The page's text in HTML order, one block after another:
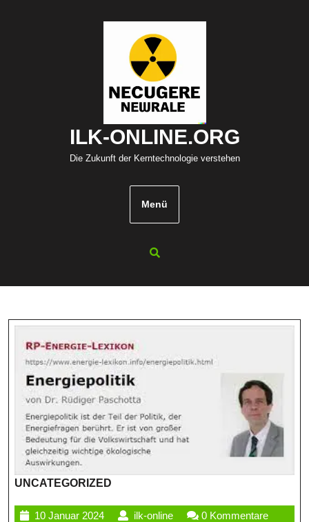
ILK-ONLINE.ORG
Die Zukunft der Kerntechnologie verstehen
Menü
UNCATEGORIZED
10 Januar 202410
ilk-onlineilk-
0 Kommentare